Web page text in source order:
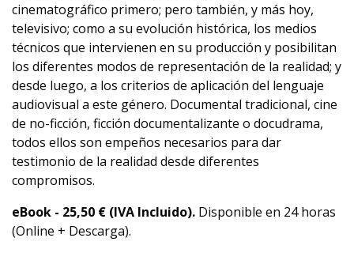
cinematográfico primero; pero también, y más hoy,
televisivo; como a su evolución histórica, los medios
técnicos que intervienen en su producción y posibilitan
los diferentes modos de representación de la realidad; y
desde luego, a los criterios de aplicación del lenguaje
audiovisual a este género. Documental tradicional, cine
de no-ficción, ficción documentalizante o docudrama,
todos ellos son empeños necesarios para dar
testimonio de la realidad desde diferentes
compromisos.
eBook - 25,50 € (IVA Incluido). Disponible en 24 horas
(Online + Descarga).